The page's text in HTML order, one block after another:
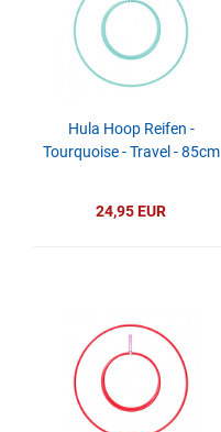
Hula Hoop Reifen -
Tourquoise - Travel - 85cm
24,95 EUR